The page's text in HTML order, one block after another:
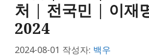
처 | 전국민 | 이재
2024
2024-08-01 작성자: 백우